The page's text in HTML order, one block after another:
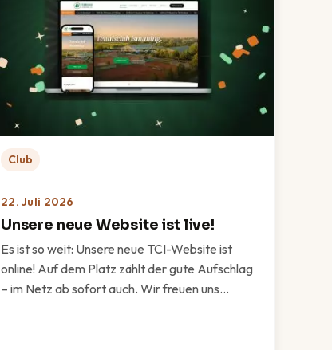
Club
22. Juli 2026
Unsere neue Website ist live!
Es ist so weit: Unsere neue TCI-Website ist
online! Auf dem Platz zählt der gute Aufschlag
– im Netz ab sofort auch. Wir freuen uns…